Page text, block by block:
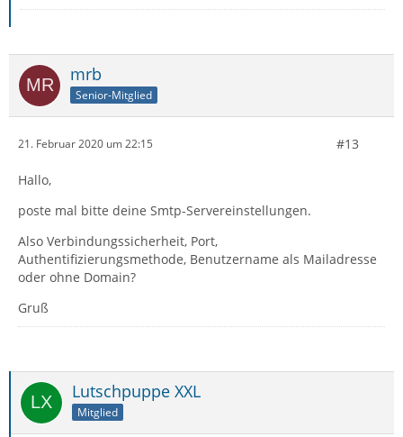
mrb
Senior-Mitglied
21. Februar 2020 um 22:15 #13
Hallo,
poste mal bitte deine Smtp-Servereinstellungen.
Also Verbindungssicherheit, Port,
Authentifizierungsmethode, Benutzername als Mailadresse
oder ohne Domain?
Gruß
Lutschpuppe XXL
Mitglied